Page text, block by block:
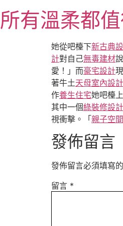
至
主所有溫柔都
她從吧檯下新古典
計對自己無毒建材
愛！」而豪宅設計
著牛土天母室內設計
作養生住宅她吧檯
其中一個綠裝修設計
視衝擊。「 親子空
發佈留言
發佈留言必須填寫
留言 *